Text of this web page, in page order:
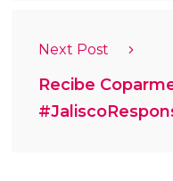
Next Post
Recibe